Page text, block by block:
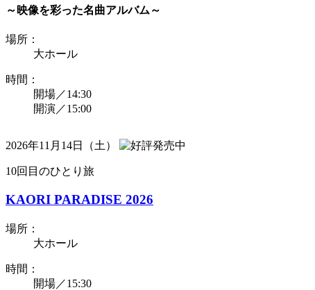
～映像を彩った名曲アルバム～
場所：
大ホール
時間：
開場／14:30
開演／15:00
2026年11月14日（土）
10回目のひとり旅
KAORI PARADISE 2026
場所：
大ホール
時間：
開場／15:30